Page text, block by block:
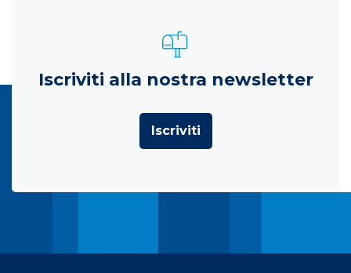
Iscriviti alla nostra newsletter
Iscriviti